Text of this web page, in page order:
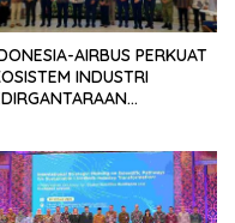
AIRBUS PERKUAT
INDUSTRI